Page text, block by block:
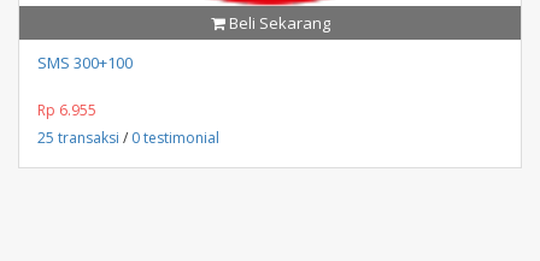
Beli Sekarang
SMS 300+100
Rp 6.955
25 transaksi / 0 testimonial